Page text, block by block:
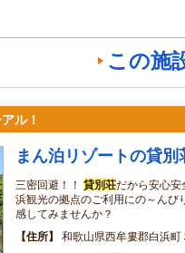
この施
ル！
まん泊リゾートの貸別
三密回避！！ 貸別荘だから安心安
浜観光の拠点のご利用にの～んび
感してみませんか？
住所
和歌山県西牟婁郡白浜町